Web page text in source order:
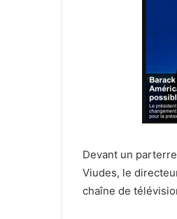
Devant un
Viudes, le
chaîne de